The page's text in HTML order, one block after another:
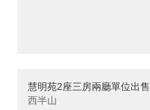
慧明苑2座三房兩廳單位出售
西半山